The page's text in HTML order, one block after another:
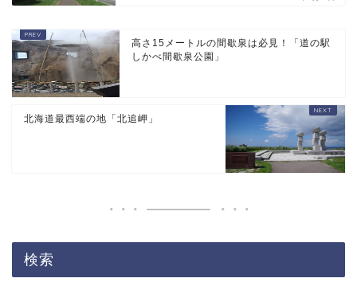
高さ15メートルの間歇泉は必見！「道の駅
しかべ間歇泉公園」
北海道最西端の地「北追岬」
検索